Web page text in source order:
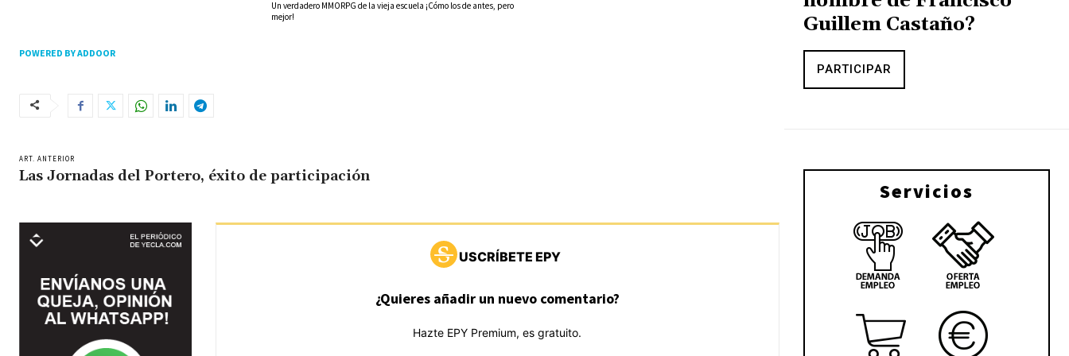
Un verdadero MMORPG de la vieja escuela ¡Cómo los de antes, pero
mejor!
POWERED BY ADDOOR
ART. ANTERIOR
Las Jornadas del Portero, éxito de participación
USCRÍBETE EPY
¿Quieres añadir un nuevo comentario?
Hazte EPY Premium, es gratuito.
Guillem Castaño?
PARTICIPAR
Servicios